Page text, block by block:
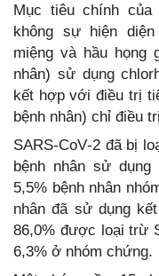
Mục tiêu chính
không sự hiện diện
miệng và hầu họng
nhân) sử dụng
kết hợp với điều trị
bệnh nhân) chỉ điều
SARS‐CoV‐2 đã bị
bệnh nhân sử
5,5% bệnh nhân
nhân đã sử dụng
86,0% được loại trừ
6,3% ở nhóm chứng.